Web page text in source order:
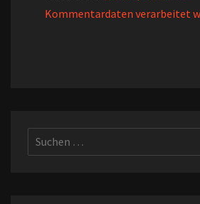
Kommentardaten verarbeitet
Suchen
nach: